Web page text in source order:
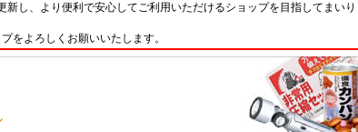
し、より便利で安心してご利用いただけるショップを目指してまいり
をよろしくお願いいたします。